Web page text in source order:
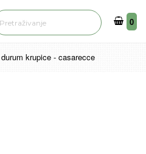
00
krupice - casarecce